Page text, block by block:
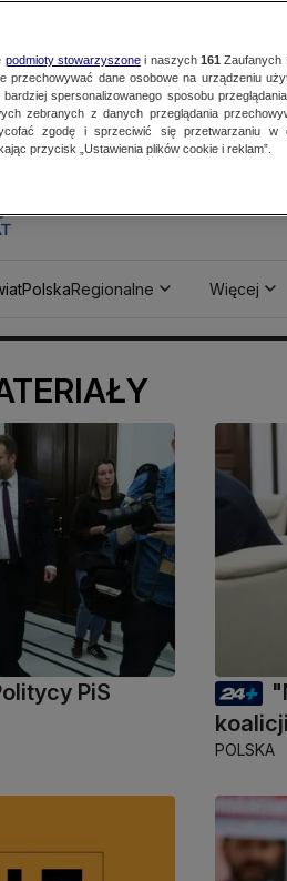
PolskaRegionalne Więcej
PiS
POLSKA
podmioty stowarzyszonei naszych 161 Zaufanych
przechowywać dane osobowe na urządzeniu
spersonalizowanego sposobu
zebranych z danych przeglądania
zgodę i sprzeciwić się przetwarzaniu w
przycisk „Ustawienia plików cookie i reklam”.